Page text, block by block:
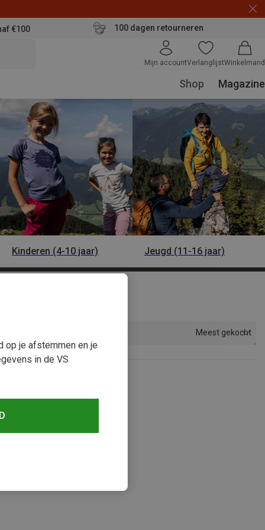
€100 100 dagen retourneren
Mijn accountVerlanglijstWinkelmand
Shop Magazine
Kinderen (4-10 jaar) Jeugd (11-16 jaar)
Meest gekocht
op je afstemmen en je
in de VS